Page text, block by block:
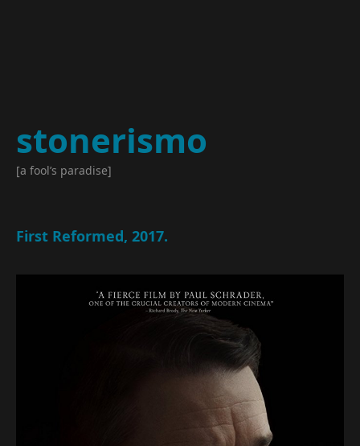
stonerismo
[a fool’s paradise]
First Reformed, 2017.